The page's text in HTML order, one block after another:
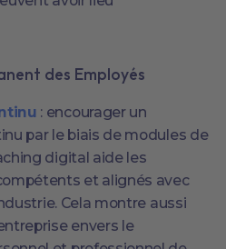
des Employés
: encourager un
par le biais de modules de
digital aide les
et alignés avec
Cela montre aussi
envers le